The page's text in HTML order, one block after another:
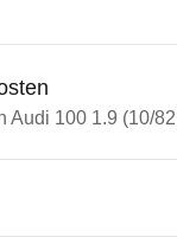
Audi 100 1.9 (10/